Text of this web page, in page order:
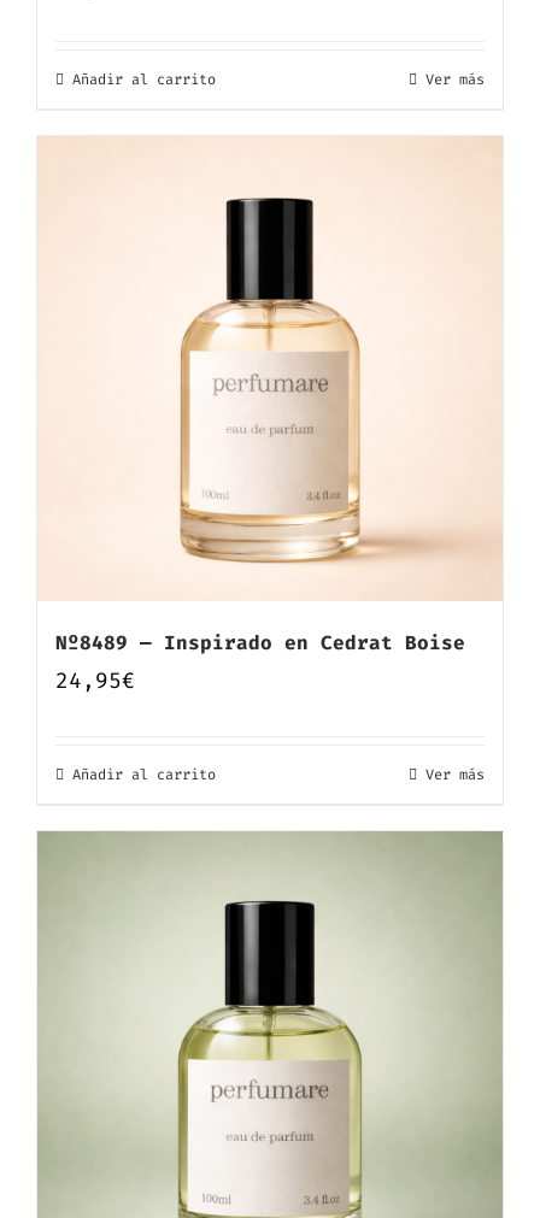
Añadir al carrito Ver más
Nº8489 — Inspirado en Cedrat Boise
24,95€
Añadir al carrito Ver más